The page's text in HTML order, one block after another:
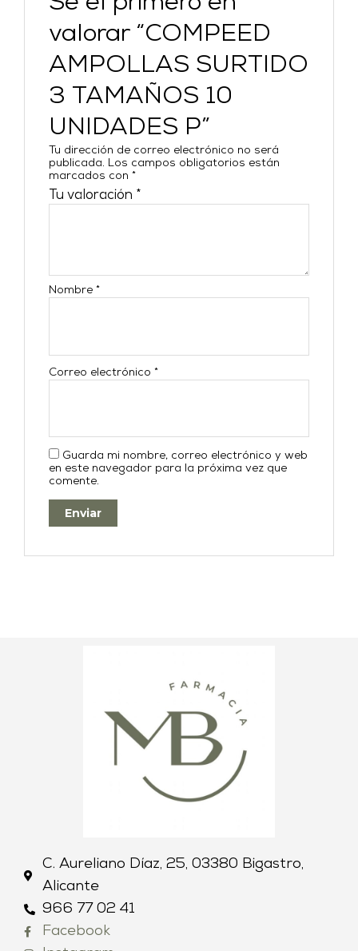
valorar “COMPEED
AMPOLLAS SURTIDO
3 TAMAÑOS 10
UNIDADES P”
Tu dirección de correo electrónico no será
publicada. Los campos obligatorios están
marcados con*
Tu valoración *
Nombre*
Correo electrónico*
Guarda mi nombre, correo electrónico y web
en este navegador para la próxima vez que
comente.
C. Aureliano Díaz, 25, 03380 Bigastro,
Alicante
966 77 02 41
Facebook